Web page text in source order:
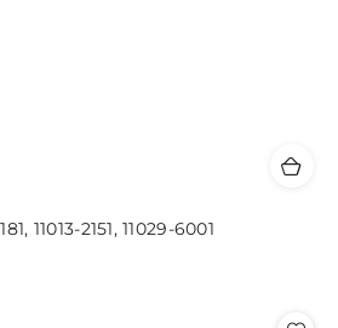
11013-2151, 11029-6001